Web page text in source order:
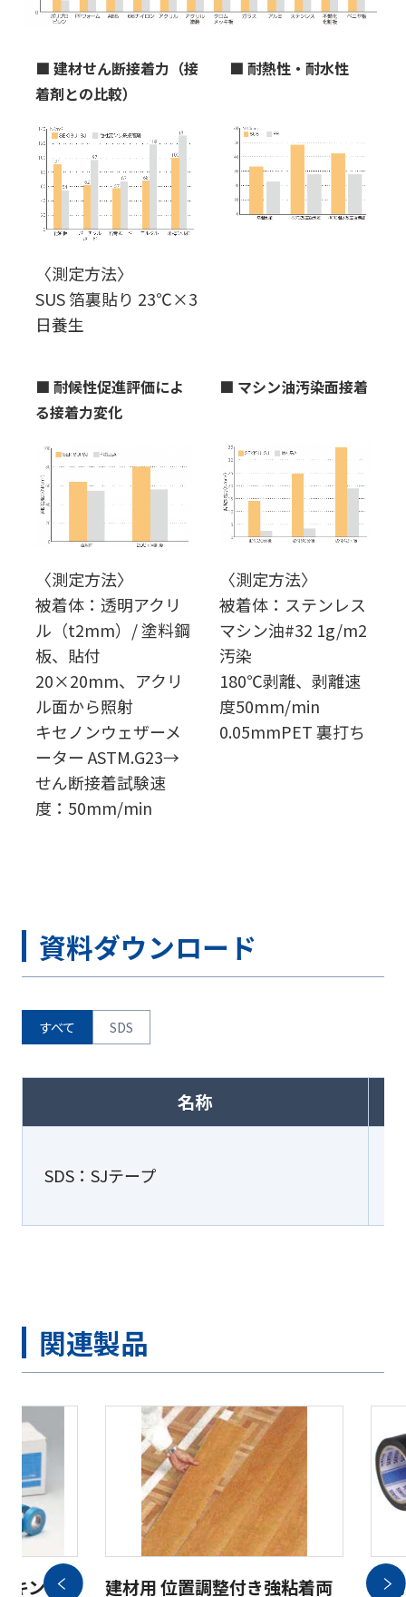
■ 建材せん断接着力（接
着剤との比較）
■ 耐熱性・耐水性
〈測定方法〉
SUS 箔裏貼り 23℃×3
日養生
■ 耐候性促進評価によ
る接着力変化
■ マシン油汚染面接着
〈測定方法〉
被着体：透明アクリ
ル（t2mm）/ 塗料鋼
板、貼付
20×20mm、アクリ
ル面から照射
キセノンウェザーメ
ーター ASTM.G23→
せん断接着試験速
度：50mm/min
〈測定方法〉
被着体：ステンレス
マシン油#32 1g/m2
汚染
180℃剥離、剥離速
度50mm/min
0.05mmPET 裏打ち
資料ダウンロード
すべて SDS
名称
SDS：SJテープ
関連製品
キング
建材用 位置調整付き強粘着両
住